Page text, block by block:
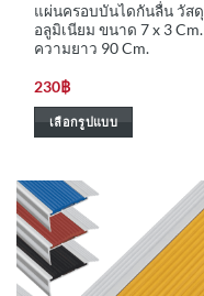
product
page
แผ่นครอบบันไดกันลื่น วัสดุ
อลูมิเนียม ขนาด 7 x 3 Cm.
ความยาว 90 Cm.
230฿
เลือกรูปแบบ
has
multiple
variants.
The
options